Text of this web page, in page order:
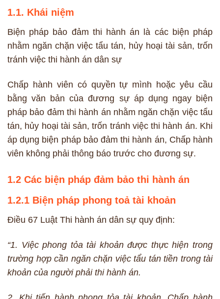
1.1. Khái niệm
Biện pháp bảo đảm thi hành án là các biện pháp
nhằm ngăn chặn việc tẩu tán, hủy hoại tài sản, trốn
tránh việc thi hành án dân sự
Chấp hành viên có quyền tự mình hoặc yêu cầu
bằng văn bản của đương sự áp dụng ngay biện
pháp bảo đảm thi hành án nhằm ngăn chặn việc tẩu
tán, hủy hoại tài sản, trốn tránh việc thi hành án. Khi
áp dụng biện pháp bảo đảm thi hành án, Chấp hành
viên không phải thông báo trước cho đương sự.
1.2 Các biện pháp đảm bảo thi hành án
1.2.1 Biện pháp phong toả tài khoản
Điều 67 Luật Thi hành án dân sự quy định:
“1. Việc phong tỏa tài khoản được thực hiện trong
trường hợp cần ngăn chặn việc tẩu tán tiền trong tài
khoản của người phải thi hành án.